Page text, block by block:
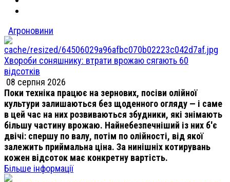
Агроновини
Хвороби соняшнику: втрати врожаю сягають 60
відсотків
08 серпня 2026
Поки техніка працює на зернових, посіви олійної
культури залишаються без щоденного огляду — і саме
в цей час на них розвиваються збудники, які знімають
більшу частину врожаю. Найнебезпечніший із них б'є
двічі: спершу по валу, потім по олійності, від якої
залежить приймальна ціна. За нинішніх котирувань
кожен відсоток має конкретну вартість.
Більше інформації